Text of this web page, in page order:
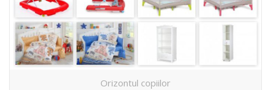
Orizontul copiilor